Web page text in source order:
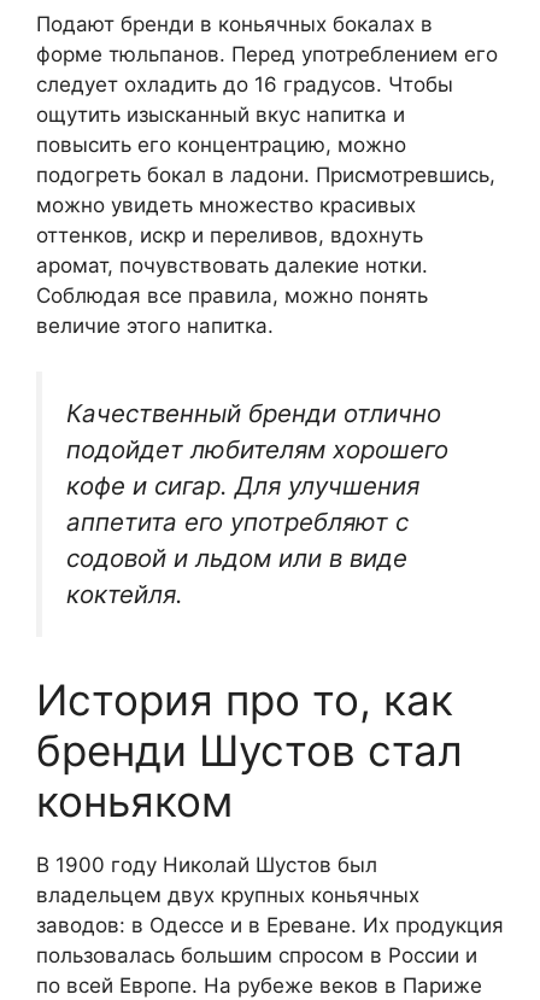
Подают бренди в коньячных бокалах в
форме тюльпанов. Перед употреблением его
следует охладить до 16 градусов. Чтобы
ощутить изысканный вкус напитка и
повысить его концентрацию, можно
подогреть бокал в ладони. Присмотревшись,
можно увидеть множество красивых
оттенков, искр и переливов, вдохнуть
аромат, почувствовать далекие нотки.
Соблюдая все правила, можно понять
величие этого напитка.
Качественный бренди отлично
подойдет любителям хорошего
кофе и сигар. Для улучшения
аппетита его употребляют с
содовой и льдом или в виде
коктейля.
История про то, как
бренди Шустов стал
коньяком
В 1900 году Николай Шустов был
владельцем двух крупных коньячных
заводов: в Одессе и в Ереване. Их продукция
пользовалась большим спросом в России и
по всей Европе. На рубеже веков в Париже